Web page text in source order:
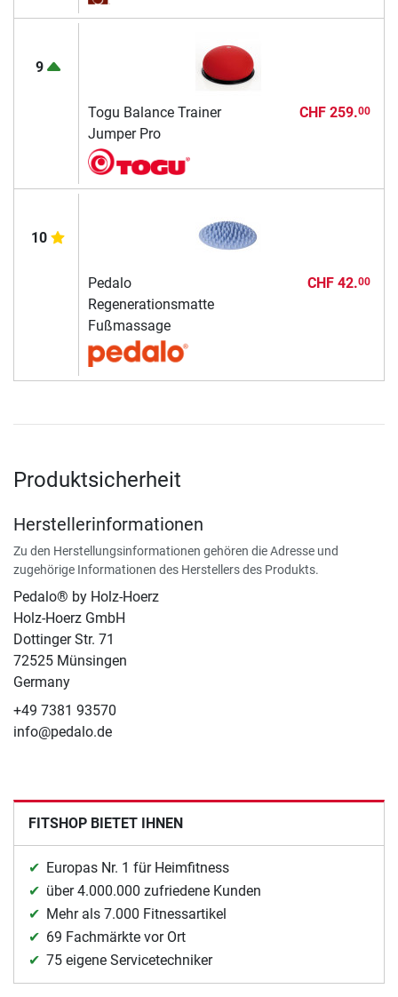
9
Togu Balance Trainer
Jumper Pro
CHF 259.00
10
Pedalo
Regenerationsmatte
Fußmassage
CHF 42.00
Produktsicherheit
Herstellerinformationen
Zu den Herstellungsinformationen gehören die Adresse und
zugehörige Informationen des Herstellers des Produkts.
Pedalo® by Holz-Hoerz
Holz-Hoerz GmbH
Dottinger Str. 71
72525 Münsingen
Germany
+49 7381 93570
info@pedalo.de
FITSHOP BIETET IHNEN
Europas Nr. 1 für Heimfitness
über 4.000.000 zufriedene Kunden
Mehr als 7.000 Fitnessartikel
69 Fachmärkte vor Ort
75 eigene Servicetechniker